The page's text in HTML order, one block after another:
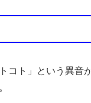
コト」という異音